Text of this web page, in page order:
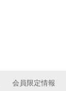
会員限定情報